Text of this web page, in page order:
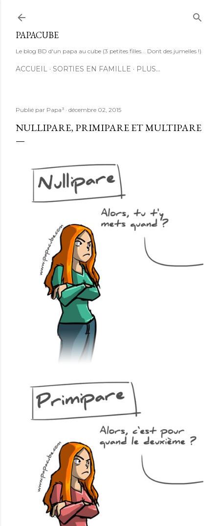
PAPACUBE
Le blog BD d'un papa au cube (3 petites filles... Dont des jumelles !)
ACCUEIL SORTIES EN FAMILLE PLUS…
Publié par Papa³ décembre 02, 2015
NULLIPARE, PRIMIPARE ET MULTIPARE